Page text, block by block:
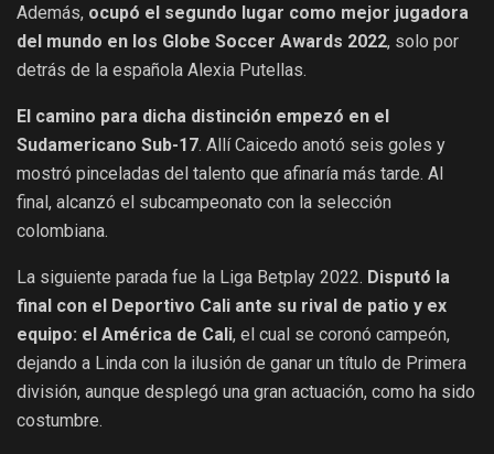
Además, ocupó el segundo lugar como mejor jugadora
del mundo en los Globe Soccer Awards 2022, solo por
detrás de la española Alexia Putellas.
El camino para dicha distinción empezó en el
Sudamericano Sub-17. Allí Caicedo anotó seis goles y
mostró pinceladas del talento que afinaría más tarde. Al
final, alcanzó el subcampeonato con la selección
colombiana.
La siguiente parada fue la Liga Betplay 2022. Disputó la
final con el Deportivo Cali ante su rival de patio y ex
equipo: el América de Cali, el cual se coronó campeón,
dejando a Linda con la ilusión de ganar un título de Primera
división, aunque desplegó una gran actuación, como ha sido
costumbre.